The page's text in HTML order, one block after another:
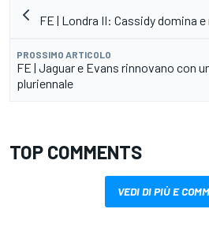
FE | Londra II: Cassidy domina
PROSSIMO ARTICOLO
FE | Jaguar e Evans rinnovano con
pluriennale
TOP COMMENTS
VEDI DI PIÙ E